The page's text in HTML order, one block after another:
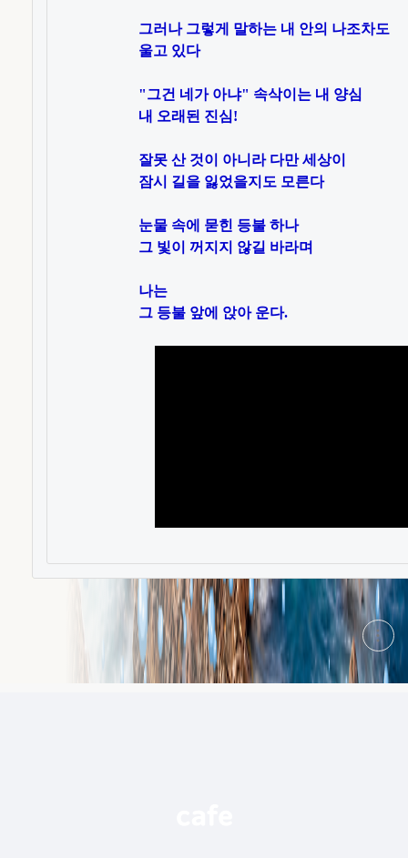
그러나 그렇게 말하는 내 안의 나조차도
울고 있다
"그건 네가 아냐" 속삭이는 내 양심
내 오래된 진심!
잘못 산 것이 아니라 다만 세상이
잠시 길을 잃었을지도 모른다
눈물 속에 묻힌 등불 하나
그 빛이 꺼지지 않길 바라며
나는
그 등불 앞에 앉아 운다.
현
재
게
시
글